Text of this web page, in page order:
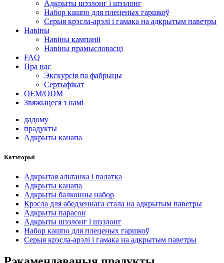
Адкрыты шэзлонг і шэзлонг
Набор кашпо для плеценых гаршкоў
Серыя крэсла-арэлі і гамака на адкрытым паветры
Навіны
Навіны кампаніі
Навіны прамысловасці
FAQ
Пра нас
Экскурсія па фабрыцы
Сертыфікат
OEM/ODM
Звяжыцеся з намі
дадому
прадукты
Адкрыты канапа
Катэгорыі
Адкрытая альтанка і палатка
Адкрыты канапа
Адкрыты балконны набор
Крэсла для абедзеннага стала на адкрытым паветры
Адкрыты парасон
Адкрыты шэзлонг і шэзлонг
Набор кашпо для плеценых гаршкоў
Серыя крэсла-арэлі і гамака на адкрытым паветры